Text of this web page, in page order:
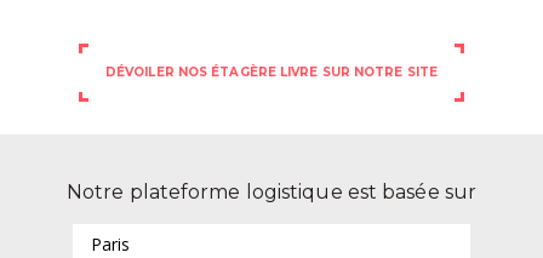
DÉVOILER NOS ÉTAGÈRE LIVRE SUR NOTRE SITE
Notre plateforme logistique est basée sur
Paris